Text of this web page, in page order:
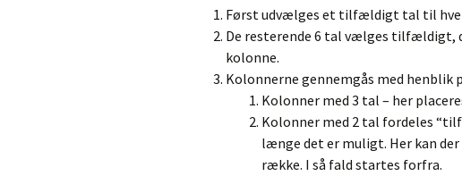
Først udvælges et tilfældigt tal til
De resterende 6 tal vælges tilfældigt,
kolonne.
Kolonnerne gennemgås med
Kolonner med 3 tal – her
Kolonner med 2 tal fordeles
længe det er muligt. Her kan
række. I så fald startes forfra.